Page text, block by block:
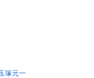
塚元一